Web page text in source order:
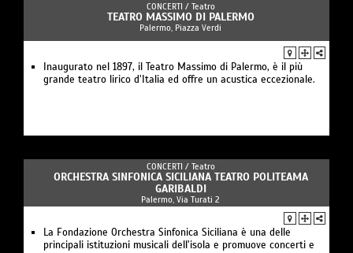
CONCERTI / Teatro
TEATRO MASSIMO DI PALERMO
Palermo, Piazza Verdi
Inaugurato nel 1897, il Teatro Massimo di Palermo, è il più
grande teatro lirico d’Italia ed offre un acustica eccezionale.
CONCERTI / Teatro
ORCHESTRA SINFONICA SICILIANA TEATRO POLITEAMA
GARIBALDI
Palermo, Via Turati 2
La Fondazione Orchestra Sinfonica Siciliana è una delle
principali istituzioni musicali dell’isola e promuove concerti e